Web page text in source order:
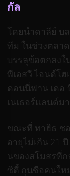
กัล
โดยนําดาลีย์ บ
ทีม ในช่วงตลา
บรรลุข้อตกลงใ
พีเอสวี ไอนด์โ
ดอนนี่ฟาน เดอ
เนเธอร์แลนด์ม
ขณะที่ ทาฮิธ ช
อายุไม่เกิน 21
นของสโมสรที่
ซิตี้ กุนซือคนให